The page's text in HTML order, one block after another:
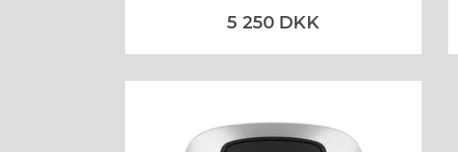
5 250 DKK